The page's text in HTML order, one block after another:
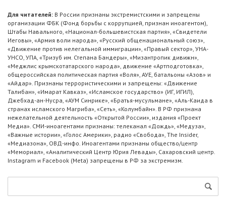
Для читателей: В России признаны экстремистскими и запрещены
организации ФБК (Фонд борьбы с коррупцией, признан иноагентом),
Штабы Навального, «Национал-большевистская партия», «Свидетели
Иеговы», «Армия воли народа», «Русский общенациональный союз»,
«Движение против нелегальной иммиграции», «Правый сектор», УНА-
УНСО, УПА, «Тризуб им. Степана Бандеры», «Мизантропик дивижн»,
«Меджлис крымскотатарского народа», движение «Артподготовка»,
общероссийская политическая партия «Воля», АУЕ, батальоны «Азов» и
«Айдар». Признаны террористическими и запрещены: «Движение
Талибан», «Имарат Кавказ», «Исламское государство» (ИГ, ИГИЛ),
Джебхад-ан-Нусра, «АУМ Синрике», «Братья-мусульмане», «Аль-Каида в
странах исламского Магриба», «Сеть», «Колумбайн». В РФ признана
нежелательной деятельность «Открытой России», издания «Проект
Медиа». СМИ-иноагентами признаны: телеканал «Дождь», «Медуза»,
«Важные истории», «Голос Америки», радио «Свобода», The Insider,
«Медиазона», ОВД-инфо. Иноагентами признаны общество/центр
«Мемориал», «Аналитический Центр Юрия Левады», Сахаровский центр.
Instagram и Facebook (Metа) запрещены в РФ за экстремизм.